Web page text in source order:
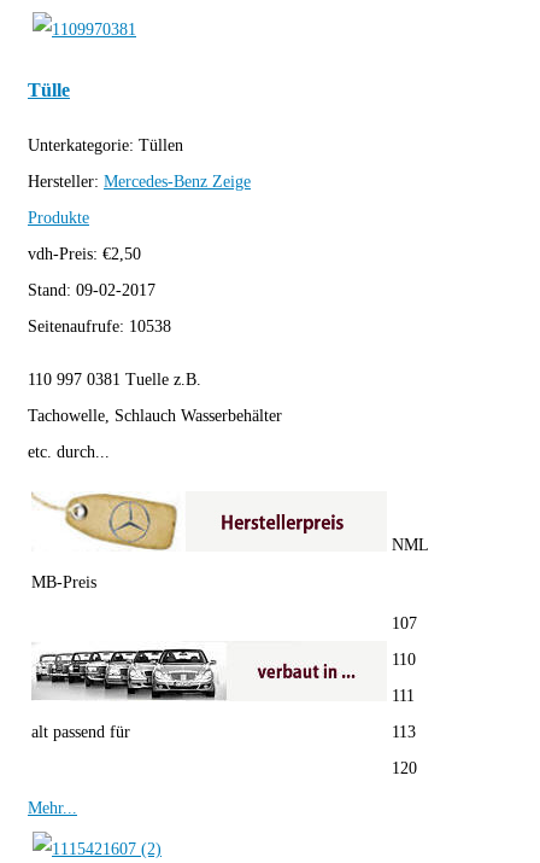
Tülle
Unterkategorie: Tüllen
Hersteller: Mercedes-Benz Zeige
Produkte
vdh-Preis: €2,50
Stand: 09-02-2017
Seitenaufrufe: 10538
110 997 0381 Tuelle z.B.
Tachowelle, Schlauch Wasserbehälter
etc. durch...
MB-Preis
NML
alt passend für
107
110
111
113
120
Mehr...